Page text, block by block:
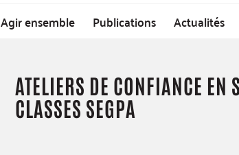
Agir ensemble Publications Actualités
ATELIERS DE CONFIANCE EN
CLASSES SEGPA